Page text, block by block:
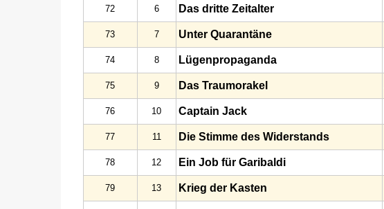
72 6 Das dritte Zeitalter
73 7 Unter Quarantäne
74 8 Lügenpropaganda
75 9 Das Traumorakel
76 10 Captain Jack
77 11 Die Stimme des Widerstands
78 12 Ein Job für Garibaldi
79 13 Krieg der Kasten